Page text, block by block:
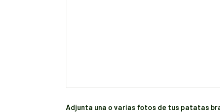
Adjunta una o varias fotos de tus patatas